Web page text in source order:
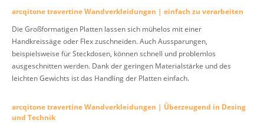
arcqitone travertine Wandverkleidungen | einfach zu verarbeiten
Die Großformatigen Platten lassen sich mühelos mit einer
Handkreissäge oder Flex zuschneiden. Auch Aussparungen,
beispielsweise für Steckdosen, können schnell und problemlos
ausgeschnitten werden. Dank der geringen Materialstärke und des
leichten Gewichts ist das Handling der Platten einfach.
arcqitone travertine Wandverkleidungen | Überzeugend in Desing
und Technik